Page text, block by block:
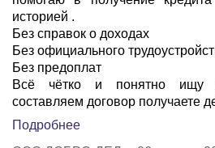
историей .
Без справок о доходах
Без официального
Без предоплат
Всё чётко и понятно ищу
составляем договор получаете
Подробнее